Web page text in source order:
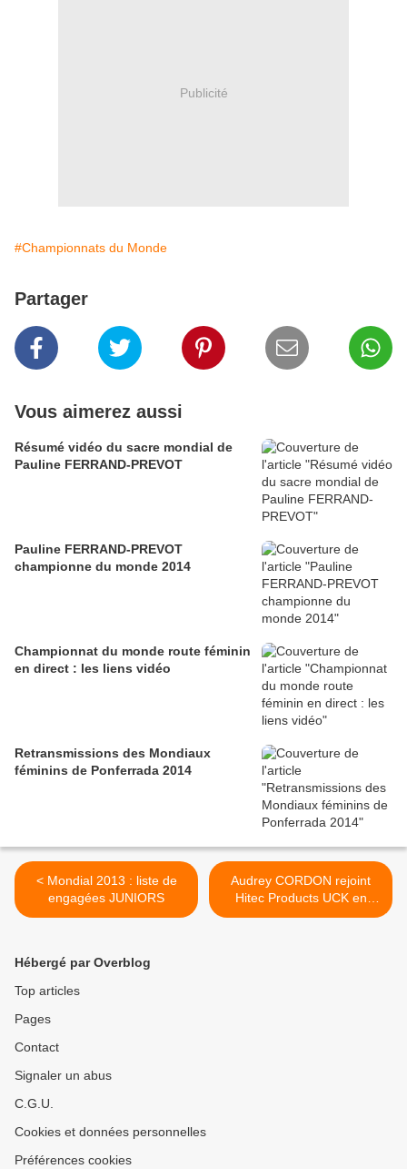
Publicité
#Championnats du Monde
Partager
Vous aimerez aussi
Résumé vidéo du sacre mondial de
Pauline FERRAND-PREVOT
Pauline FERRAND-PREVOT
championne du monde 2014
Championnat du monde route féminin
en direct : les liens vidéo
Retransmissions des Mondiaux
féminins de Ponferrada 2014
< Mondial 2013 : liste de
engagées JUNIORS
Audrey CORDON rejoint
Hitec Products UCK en
2014 >
Hébergé par Overblog
Top articles
Pages
Contact
Signaler un abus
C.G.U.
Cookies et données personnelles
Préférences cookies